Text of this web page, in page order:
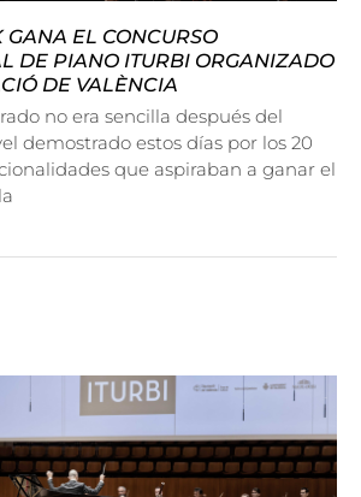
EL CONCURSO
DE PIANO ITURBI ORGANIZADO
DE VALÈNCIA
no era sencilla después del
demostrado estos días por los 20
que aspiraban a ganar el